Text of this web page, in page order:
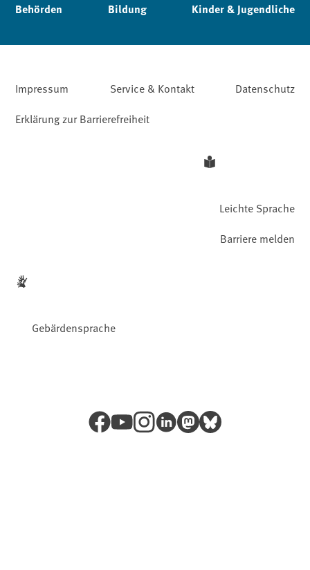
Behörden Bildung Kinder & Jugendliche
Impressum Service & Kontakt
Datenschutz
Erklärung zur Barrierefreiheit
Leichte Sprache
Gebärdensprache
Barriere melden